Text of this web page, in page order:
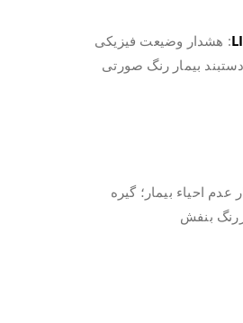
: هشدار وضیعت فیزیکی
دستبند بیمار رنگ صورتی
عدم احیاء بیمار؛ گیره
بنفش